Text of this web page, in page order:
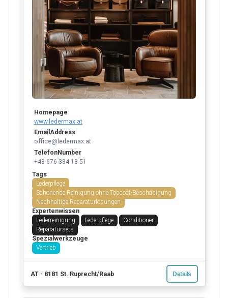
Homepage
www.ledermax.at
EmailAddress
office@ledermax.at
TelefonNumber
+43 676 384 18 51
Tags
Lederpflege
Schonende Reinigung ohne Topcoat-Beschädigung
Nachhaltige Reparaturlösungen
Expertenwissen
Lederreinigung
Lederpflege
Conditioner
Reparatursets
Spezialwerkzeuge
Vertrieb
AT - 8181 St. Ruprecht/Raab Details